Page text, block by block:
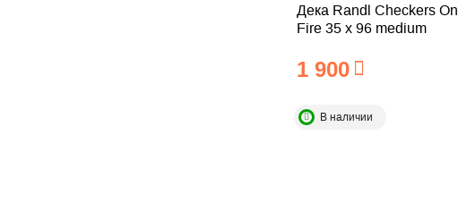
Дека Randl Checkers On
Fire 35 x 96 medium
1 900
В наличии